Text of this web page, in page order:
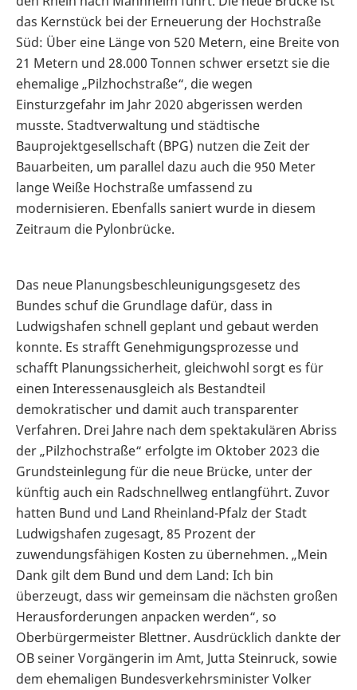
das Kernstück bei der Erneuerung der Hochstraße
Süd: Über eine Länge von 520 Metern, eine Breite von
21 Metern und 28.000 Tonnen schwer ersetzt sie die
ehemalige „Pilzhochstraße“, die wegen
Einsturzgefahr im Jahr 2020 abgerissen werden
musste. Stadtverwaltung und städtische
Bauprojektgesellschaft (BPG) nutzen die Zeit der
Bauarbeiten, um parallel dazu auch die 950 Meter
lange Weiße Hochstraße umfassend zu
modernisieren. Ebenfalls saniert wurde in diesem
Zeitraum die Pylonbrücke.
Das neue Planungsbeschleunigungsgesetz des
Bundes schuf die Grundlage dafür, dass in
Ludwigshafen schnell geplant und gebaut werden
konnte. Es strafft Genehmigungsprozesse und
schafft Planungssicherheit, gleichwohl sorgt es für
einen Interessenausgleich als Bestandteil
demokratischer und damit auch transparenter
Verfahren. Drei Jahre nach dem spektakulären Abriss
der „Pilzhochstraße“ erfolgte im Oktober 2023 die
Grundsteinlegung für die neue Brücke, unter der
künftig auch ein Radschnellweg entlangführt. Zuvor
hatten Bund und Land Rheinland-Pfalz der Stadt
Ludwigshafen zugesagt, 85 Prozent der
zuwendungsfähigen Kosten zu übernehmen. „Mein
Dank gilt dem Bund und dem Land: Ich bin
überzeugt, dass wir gemeinsam die nächsten großen
Herausforderungen anpacken werden“, so
Oberbürgermeister Blettner. Ausdrücklich dankte der
OB seiner Vorgängerin im Amt, Jutta Steinruck, sowie
dem ehemaligen Bundesverkehrsminister Volker